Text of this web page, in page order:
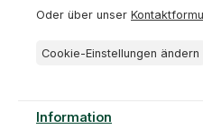
Oder über unser
Cookie-Einstellungen ändern
Information